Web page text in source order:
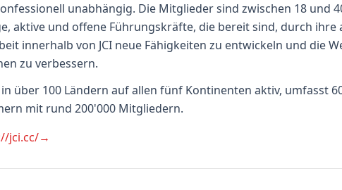
unabhängig. Die Mitglieder sind zwischen 18 und
aktive und offene Führungskräfte, die bereit sind, durch ihre
innerhalb von JCI neue Fähigkeiten zu entwickeln und die
zu verbessern.
in über 100 Ländern auf allen fünf Kontinenten aktiv, umfasst
mit rund 200'000 Mitgliedern.
jci.cc/→